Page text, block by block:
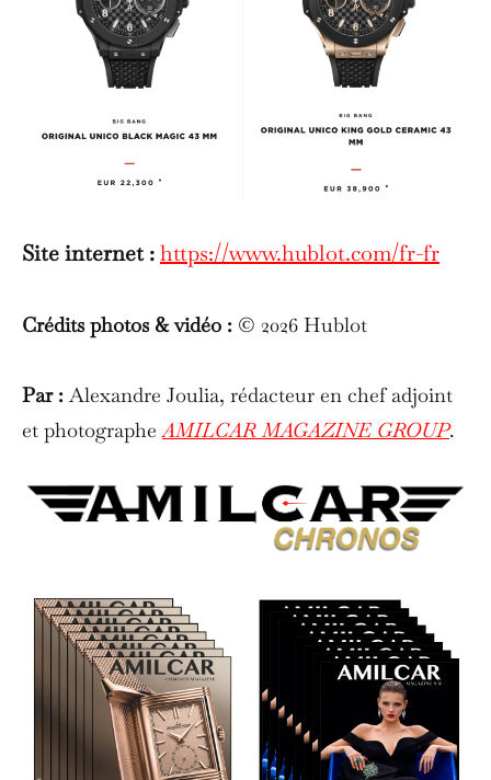
Site internet :https://www.hublot.com/fr-fr
Crédits photos & vidéo : © 2026 Hublot
Par :Alexandre Joulia, rédacteur en chef adjoint
et photographeAMILCAR MAGAZINE GROUP.